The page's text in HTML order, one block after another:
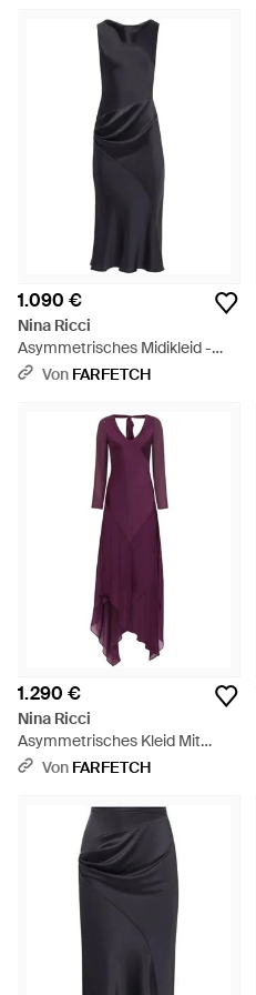
1.090 €
Nina Ricci
Asymmetrisches Midikleid -
BlauVon FARFETCH
1.290 €
Nina Ricci
Asymmetrisches Kleid Mit
Schleife - Lila
Von FARFETCH